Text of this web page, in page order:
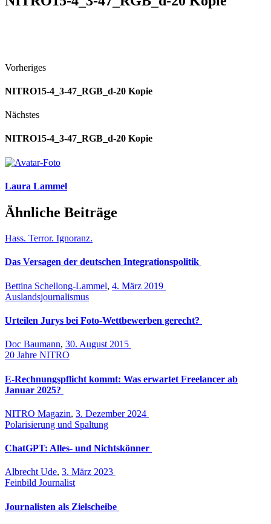
Vorheriges
NITRO15-4_3-47_RGB_d-20 Kopie
Nächstes
NITRO15-4_3-47_RGB_d-20 Kopie
Laura Lammel
Ähnliche Beiträge
Hass. Terror. Ignoranz.
Das Versagen der deutschen Integrationspolitik
Bettina Schellong-Lammel, 4. März 2019
Auslandsjournalismus
Urteilen Jurys bei Foto-Wettbewerben gerecht?
Doc Baumann, 30. August 2015
20 Jahre NITRO
E-Rechnungspflicht kommt: Was erwartet Freelancer ab
Januar 2025?
NITRO Magazin, 3. Dezember 2024
Polarisierung und Spaltung
ChatGPT: Alles- und Nichtskönner
Albrecht Ude, 3. März 2023
Feinbild Journalist
Journalisten als Zielscheibe